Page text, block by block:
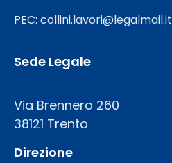
PEC: collini.lavori@legalmail.it
Sede Legale
Via Brennero 260
38121 Trento
Direzione